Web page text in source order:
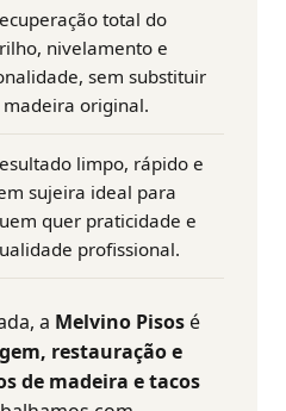
total do
nivelamento e
sem substituir
madeira original.
limpo, rápido e
sujeira ideal para
quer praticidade e
profissional.
a Melvino Pisos é
restauração e
de madeira e tacos